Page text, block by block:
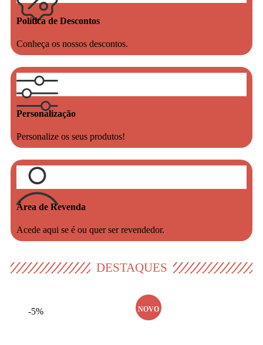
Política de Descontos
Conheça os nossos descontos.
Personalização
Personalize os seus produtos!
Área de Revenda
Acede aqui se é ou quer ser revendedor.
DESTAQUES